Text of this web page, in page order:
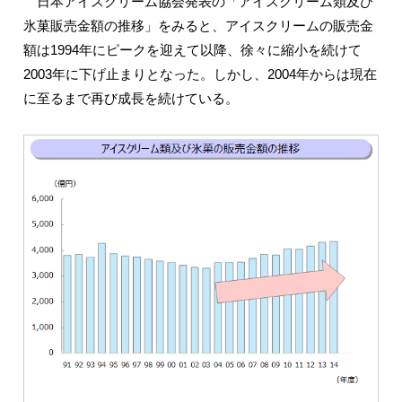
氷菓販売金額の推移」をみると、アイスクリームの販売金
額は1994年にピークを迎えて以降、徐々に縮小を続けて
2003年に下げ止まりとなった。しかし、2004年からは現在
に至るまで再び成長を続けている。